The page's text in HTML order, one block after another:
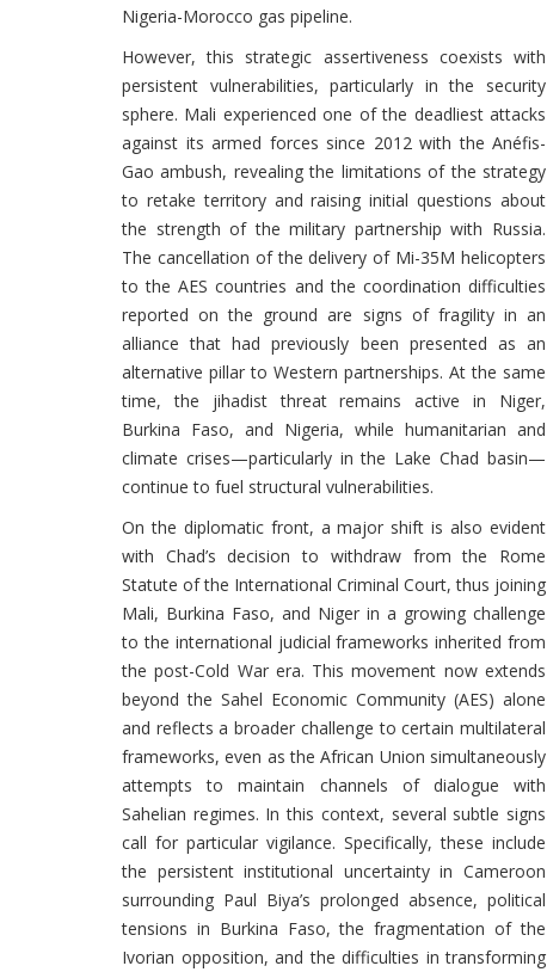
Nigeria-Morocco gas pipeline.
However, this strategic assertiveness coexists with
persistent vulnerabilities, particularly in the security
sphere. Mali experienced one of the deadliest attacks
against its armed forces since 2012 with the Anéfis-
Gao ambush, revealing the limitations of the strategy
to retake territory and raising initial questions about
the strength of the military partnership with Russia.
The cancellation of the delivery of Mi-35M helicopters
to the AES countries and the coordination difficulties
reported on the ground are signs of fragility in an
alliance that had previously been presented as an
alternative pillar to Western partnerships. At the same
time, the jihadist threat remains active in Niger,
Burkina Faso, and Nigeria, while humanitarian and
climate crises—particularly in the Lake Chad basin—
continue to fuel structural vulnerabilities.
On the diplomatic front, a major shift is also evident
with Chad’s decision to withdraw from the Rome
Statute of the International Criminal Court, thus joining
Mali, Burkina Faso, and Niger in a growing challenge
to the international judicial frameworks inherited from
the post-Cold War era. This movement now extends
beyond the Sahel Economic Community (AES) alone
and reflects a broader challenge to certain multilateral
frameworks, even as the African Union simultaneously
attempts to maintain channels of dialogue with
Sahelian regimes. In this context, several subtle signs
call for particular vigilance. Specifically, these include
the persistent institutional uncertainty in Cameroon
surrounding Paul Biya’s prolonged absence, political
tensions in Burkina Faso, the fragmentation of the
Ivorian opposition, and the difficulties in transforming